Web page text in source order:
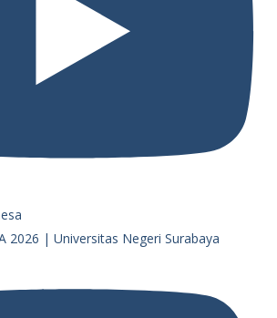
2026 | Universitas Negeri Surabaya